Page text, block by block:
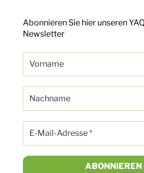
Abonnieren Sie hier unseren
Newsletter